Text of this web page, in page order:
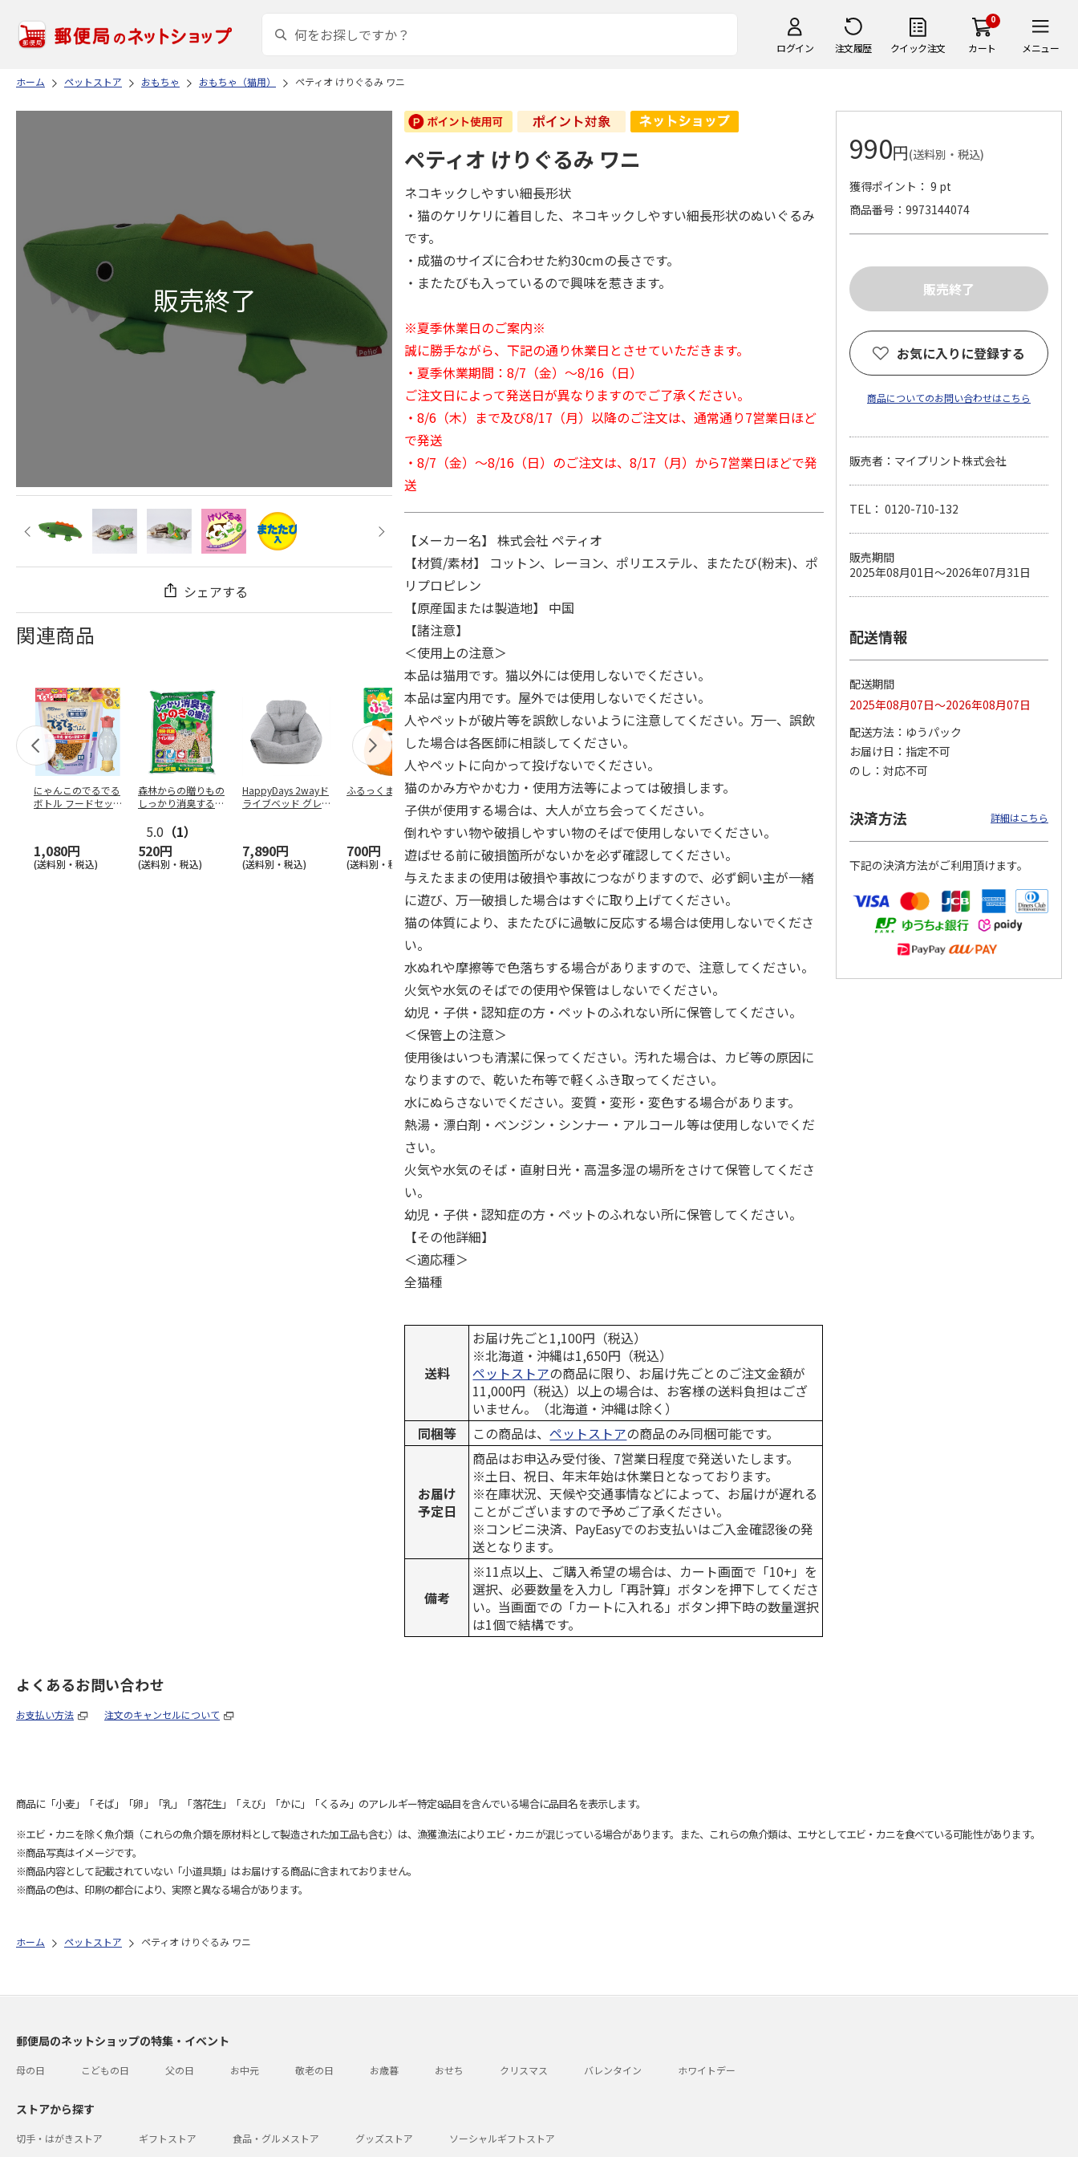
ログイン 注文履歴 クイック注文
0
カート メニュー
ホーム ペットストア おもちゃ おもちゃ（猫用） ペティオ けりぐるみ ワニ
シェアする
関連商品
にゃんこのでるでる
ボトル フードセッ
1,080円
(送料別・税込)
森林からの贈りもの
しっかり消臭するひ
5.0 （1）
520円
(送料別・税込)
HappyDays 2wayド
ライブベッド グレ
7,890円
(送料別・税込)
ふるっくま みかん
700円
(送料別・税込)
デオトイレ 飛び散
らない消臭・抗菌サ
ンド 4L
1,320円
(送料別・税込)
獣医師開発 ニオイ
をとる砂専用 猫ト
イレ ナチュラルグ
レー
1,550円
(送料別・税込)
無添加良品 カムカ
ムデンタルコーン
ぐるぐるボーン型 S
…
470円
(送料別・税込)
ローラルの香り
(送料別・税込)
えBOX とりささ…
(送料別・税込)
ペティオ けりぐるみ ワニ
ネコキックしやすい細長形状
・猫のケリケリに着目した、ネコキックしやすい細長形状のぬいぐるみ
です。
・成猫のサイズに合わせた約30cmの長さです。
・またたびも入っているので興味を惹きます。
※夏季休業日のご案内※
誠に勝手ながら、下記の通り休業日とさせていただきます。
・夏季休業期間：8/7（金）～8/16（日）
ご注文日によって発送日が異なりますのでご了承ください。
・8/6（木）まで及び8/17（月）以降のご注文は、通常通り7営業日ほど
で発送
・8/7（金）～8/16（日）のご注文は、8/17（月）から7営業日ほどで発
送
【メーカー名】 株式会社 ペティオ
【材質/素材】 コットン、レーヨン、ポリエステル、またたび(粉末)、ポ
リプロピレン
【原産国または製造地】 中国
【諸注意】
＜使用上の注意＞
本品は猫用です。猫以外には使用しないでください。
本品は室内用です。屋外では使用しないでください。
人やペットが破片等を誤飲しないように注意してください。万一、誤飲
した場合は各医師に相談してください。
人やペットに向かって投げないでください。
猫のかみ方やかむ力・使用方法等によっては破損します。
子供が使用する場合は、大人が立ち会ってください。
倒れやすい物や破損しやすい物のそばで使用しないでください。
遊ばせる前に破損箇所がないかを必ず確認してください。
与えたままの使用は破損や事故につながりますので、必ず飼い主が一緒
に遊び、万一破損した場合はすぐに取り上げてください。
猫の体質により、またたびに過敏に反応する場合は使用しないでくださ
い。
水ぬれや摩擦等で色落ちする場合がありますので、注意してください。
火気や水気のそばでの使用や保管はしないでください。
幼児・子供・認知症の方・ペットのふれない所に保管してください。
＜保管上の注意＞
使用後はいつも清潔に保ってください。汚れた場合は、カビ等の原因に
なりますので、乾いた布等で軽くふき取ってください。
水にぬらさないでください。変質・変形・変色する場合があります。
熱湯・漂白剤・ベンジン・シンナー・アルコール等は使用しないでくだ
さい。
火気や水気のそば・直射日光・高温多湿の場所をさけて保管してくださ
い。
幼児・子供・認知症の方・ペットのふれない所に保管してください。
【その他詳細】
＜適応種＞
全猫種
送料
お届け先ごと1,100円（税込）
※北海道・沖縄は1,650円（税込）
ペットストアの商品に限り、お届け先ごとのご注文金額が
11,000円（税込）以上の場合は、お客様の送料負担はござ
いません。（北海道・沖縄は除く）
同梱等
この商品は、ペットストアの商品のみ同梱可能です。
お届け
予定日
商品はお申込み受付後、7営業日程度で発送いたします。
※土日、祝日、年末年始は休業日となっております。
※在庫状況、天候や交通事情などによって、お届けが遅れる
ことがございますので予めご了承ください。
※コンビニ決済、PayEasyでのお支払いはご入金確認後の発
送となります。
備考
※11点以上、ご購入希望の場合は、カート画面で「10+」を
選択、必要数量を入力し「再計算」ボタンを押下してくださ
い。当画面での「カートに入れる」ボタン押下時の数量選択
は1個で結構です。
990円(送料別・税込)
獲得ポイント： 9 pt
商品番号
9973144074
お気に入りに登録する
商品についてのお問い合わせはこちら
販売者：マイプリント株式会社
TEL： 0120-710-132
販売期間
2025年08月01日～2026年07月31日
配送情報
配送期間
2025年08月07日～2026年08月07日
配送方法
ゆうパック
お届け日
指定不可
のし
対応不可
決済方法 詳細はこちら
下記の決済方法がご利用頂けます。
よくあるお問い合わせ
お支払い方法 注文のキャンセルについて
商品に「小麦」「そば」「卵」「乳」「落花生」「えび」「かに」「くるみ」のアレルギー特定8品目を含んでいる場合に品目名を表示します。
※エビ・カニを除く魚介類（これらの魚介類を原材料として製造された加工品も含む）は、漁獲漁法によりエビ・カニが混じっている場合があります。また、これらの魚介類は、エサとしてエビ・カニを食べている可能性があります。
※商品写真はイメージです。
※商品内容として記載されていない「小道具類」はお届けする商品に含まれておりません。
※商品の色は、印刷の都合により、実際と異なる場合があります。
ホーム ペットストア ペティオ けりぐるみ ワニ
郵便局のネットショップの特集・イベント
母の日 こどもの日 父の日 お中元 敬老の日 お歳暮 おせち クリスマス バレンタイン ホワイトデー
ストアから探す
切手・はがきストア ギフトストア 食品・グルメストア グッズストア ソーシャルギフトストア